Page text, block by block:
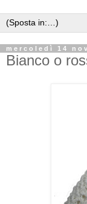
mercoledì 14
Bianco o